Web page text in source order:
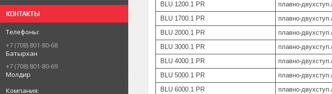
КОНТАКТЫ
+7 (708) 801-80-68
Батырхан
+7 (708) 801-80-69
Молдир
BLU 1200.1 PR
плавно-
BLU 1700.1 PR
плавно-
BLU 2000.1 PR
плавно-
BLU 3000.1 PR
плавно-
BLU 4000.1 PR
плавно-
BLU 5000.1 PR
плавно-
BLU 6000.1 PR
плавно-